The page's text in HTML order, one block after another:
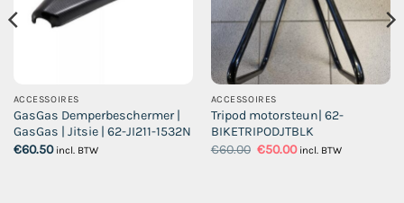
ACCESSOIRES
GasGas Demperbeschermer |
GasGas | Jitsie | 62-JI211-1532N
€60.50 incl. BTW
ACCESSOIRES
Tripod motorsteun| 62-
BIKETRIPODJTBLK
€60.00 Oorspronkelijke
€50.00Huidige
incl. BTW